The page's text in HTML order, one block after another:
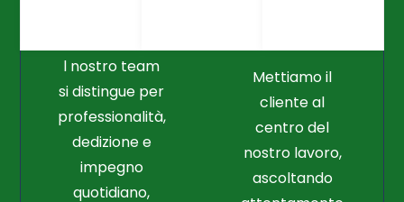
l nostro team
si distingue per
professionalità,
dedizione e
impegno
quotidiano,
Mettiamo il
cliente al
centro del
nostro lavoro,
ascoltando